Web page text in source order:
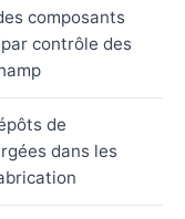
composants
contrôle des
de
dans les